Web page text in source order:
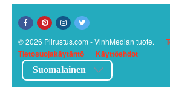
© 2026 Piirustus.com - VinhMedian tuote. |
Tietosuojakäytäntö | Käyttöehdot
Suomalainen